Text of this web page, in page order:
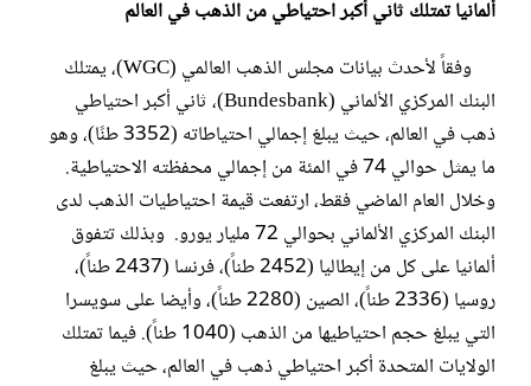
ألمانيا تمتلك ثاني أكبر احتياطي من الذهب في العالم
وفقاً لأحدث بيانات مجلس الذهب العالمي (WGC)، يمتلك
البنك المركزي الألماني (Bundesbank)، ثاني أكبر احتياطي
ذهب في العالم، حيث يبلغ إجمالي احتياطاته (3352 طنًا)، وهو
ما يمثل حوالي 74 في المئة من إجمالي محفظته الاحتياطية.
وخلال العام الماضي فقط، ارتفعت قيمة احتياطيات الذهب لدى
البنك المركزي الألماني بحوالي 72 مليار يورو. وبذلك تتفوق
ألمانيا على كل من إيطاليا (2452 طناً)، فرنسا (2437 طناً)،
روسيا (2336 طناً)، الصين (2280 طناً)، وأيضا على سويسرا
التي يبلغ حجم احتياطيها من الذهب (1040 طناً). فيما تمتلك
الولايات المتحدة أكبر احتياطي ذهب في العالم، حيث يبلغ